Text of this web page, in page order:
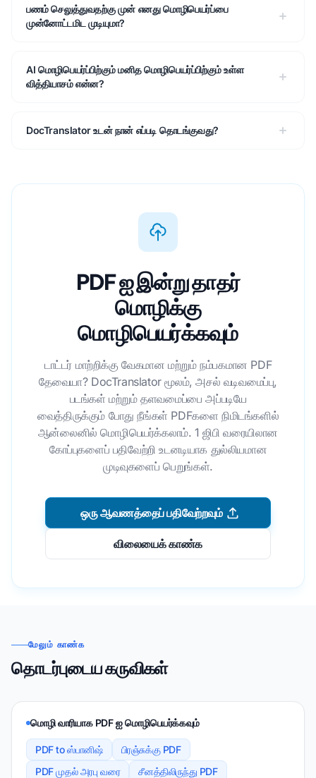
பணம் செலுத்துவதற்கு முன் எனது மொழிபெயர்ப்பை
முன்னோட்டமிட முடியுமா?
AI மொழிபெயர்ப்பிற்கும் மனித மொழிபெயர்ப்பிற்கும் உள்ள
வித்தியாசம் என்ன?
DocTranslator உடன் நான் எப்படி தொடங்குவது?
PDF ஐ இன்று தாதர்
மொழிக்கு
மொழிபெயர்க்கவும்
டாட்டர் மாற்றிக்கு வேகமான மற்றும் நம்பகமான PDF
தேவையா? DocTranslator மூலம், அசல் வடிவமைப்பு,
படங்கள் மற்றும் தளவமைப்பை அப்படியே
வைத்திருக்கும் போது நீங்கள் PDFகளை நிமிடங்களில்
ஆன்லைனில் மொழிபெயர்க்கலாம். 1 ஜிபி வரையிலான
கோப்புகளைப் பதிவேற்றி உடனடியாக துல்லியமான
முடிவுகளைப் பெறுங்கள்.
ஒரு ஆவணத்தைப் பதிவேற்றவும்
விலையைக் காண்க
மேலும் காண்க
தொடர்புடைய கருவிகள்
மொழி வாரியாக PDF ஐ மொழிபெயர்க்கவும்
PDF to ஸ்பானிஷ்
பிரஞ்சுக்கு PDF
PDF முதல் அரபு வரை
சீனத்திலிருந்து PDF